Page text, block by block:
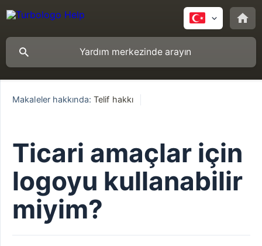
Makaleler hakkında: Telif hakkı
Ticari amaçlar için
logoyu kullanabilir
miyim?